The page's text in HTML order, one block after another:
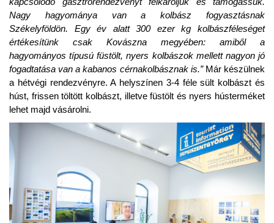
Nagy hagyománya van a kolbász fogyasztásnak
Székelyföldön. Egy év alatt 300ezer kg kolbászféleséget
értékesítünk csak Kovászna megyében: amiből a
hagyományos típusú füstölt, nyers kolbászok mellett nagyon jó
fogadtatása van a kabanos cérnakolbásznak is.”Már készülnek
a hétvégi rendezvényre. A helyszínen 3-4 féle sült kolbászt és
húst, frissen töltött kolbászt, illetve füstölt és nyers hústerméket
lehet majd vásárolni.